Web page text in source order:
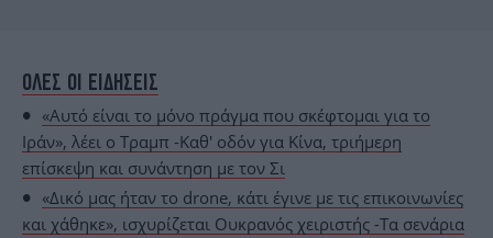
ΟΛΕΣ ΟΙ ΕΙΔΗΣΕΙΣ
«Αυτό είναι το μόνο πράγμα που σκέφτομαι για το
Ιράν», λέει ο Τραμπ -Καθ' οδόν για Κίνα, τριήμερη
επίσκεψη και συνάντηση με τον Σι
«Δικό μας ήταν το drone, κάτι έγινε με τις επικοινωνίες
και χάθηκε», ισχυρίζεται Ουκρανός χειριστής -Τα σενάρια